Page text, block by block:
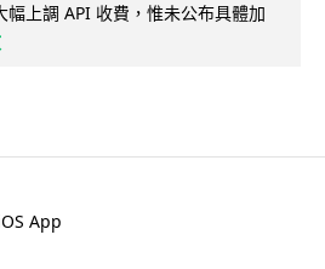
上調 API 收費，惟未公布具體加
App